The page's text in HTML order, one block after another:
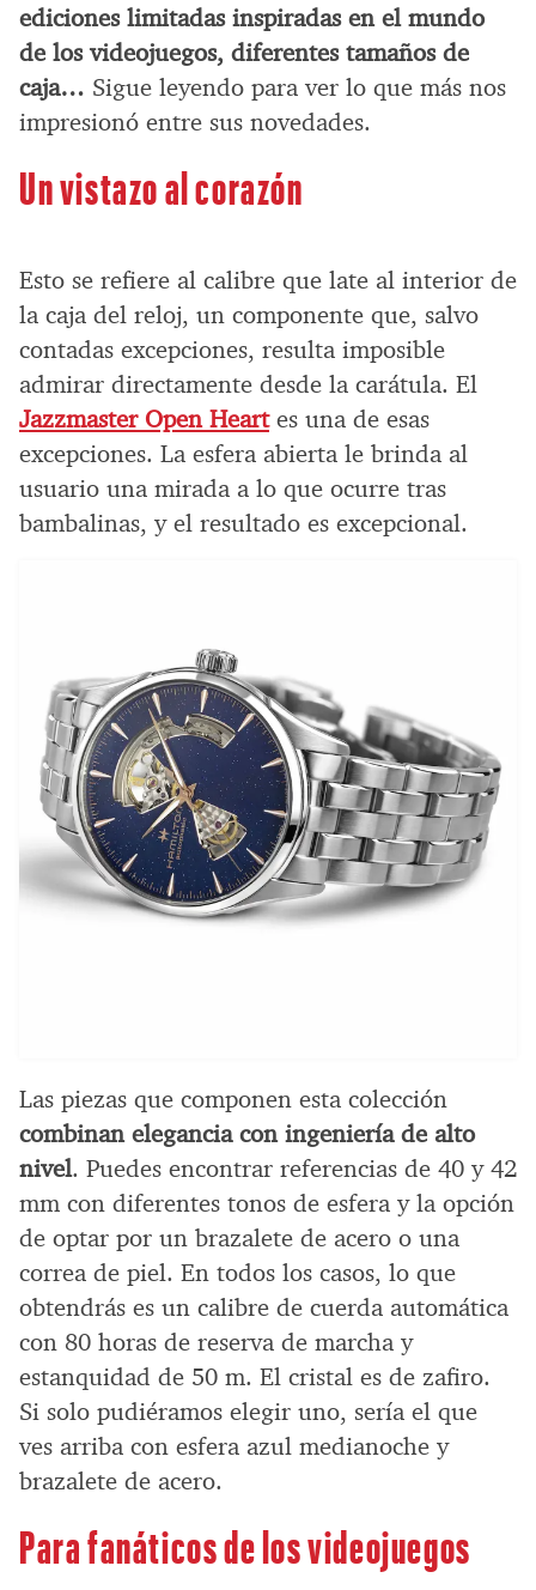
ediciones limitadas inspiradas en el mundo
de los videojuegos, diferentes tamaños de
caja… Sigue leyendo para ver lo que más nos
impresionó entre sus novedades.
Un vistazo al corazón
Esto se refiere al calibre que late al interior de
la caja del reloj, un componente que, salvo
contadas excepciones, resulta imposible
admirar directamente desde la carátula. El
Jazzmaster Open Heartes una de esas
excepciones. La esfera abierta le brinda al
usuario una mirada a lo que ocurre tras
bambalinas, y el resultado es excepcional.
Las piezas que componen esta colección
combinan elegancia con ingeniería de alto
nivel. Puedes encontrar referencias de 40 y 42
mm con diferentes tonos de esfera y la opción
de optar por un brazalete de acero o una
correa de piel. En todos los casos, lo que
obtendrás es un calibre de cuerda automática
con 80 horas de reserva de marcha y
estanquidad de 50 m. El cristal es de zafiro.
Si solo pudiéramos elegir uno, sería el que
ves arriba con esfera azul medianoche y
brazalete de acero.
Para fanáticos de los videojuegos